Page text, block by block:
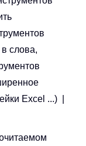
слова,
Excel ...) |